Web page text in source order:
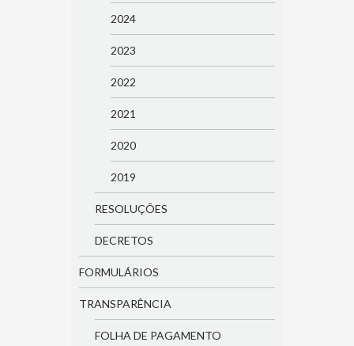
2024
2023
2022
2021
2020
2019
RESOLUÇÕES
DECRETOS
FORMULÁRIOS
TRANSPARÊNCIA
FOLHA DE PAGAMENTO